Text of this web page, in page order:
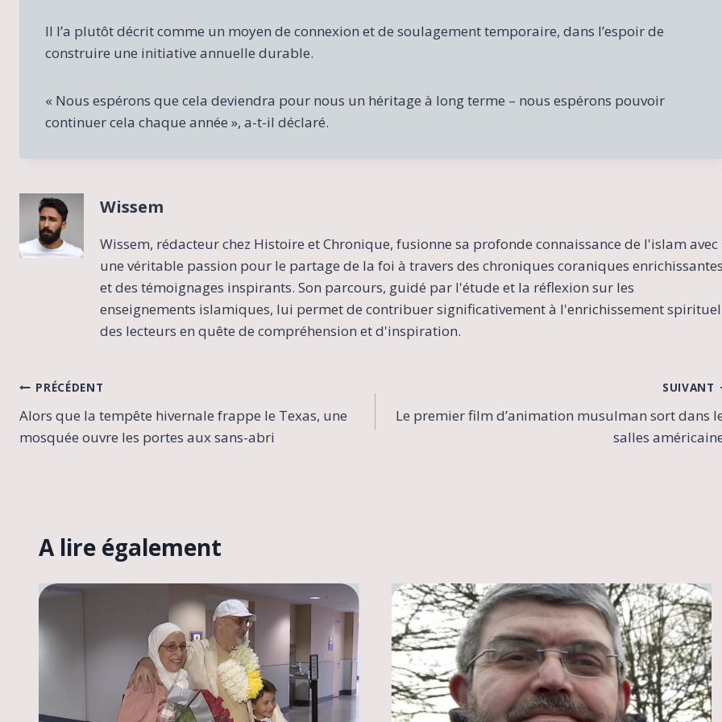
Il l’a plutôt décrit comme un moyen de connexion et de soulagement temporaire, dans l’espoir de
construire une initiative annuelle durable.
« Nous espérons que cela deviendra pour nous un héritage à long terme – nous espérons pouvoir
continuer cela chaque année », a-t-il déclaré.
Wissem
Wissem, rédacteur chez Histoire et Chronique, fusionne sa profonde connaissance de l'islam avec
une véritable passion pour le partage de la foi à travers des chroniques coraniques
et des témoignages inspirants. Son parcours, guidé par l'étude et la réflexion sur les
enseignements islamiques, lui permet de contribuer significativement à l'enrichissement spirituel
des lecteurs en quête de compréhension et d'inspiration.
Navigation
de
PRÉCÉDENT
Alors que la tempête hivernale frappe le Texas, une
mosquée ouvre les portes aux sans-abri
SUIVANT
Le premier film d’animation musulman sort dans
salles
A lire également